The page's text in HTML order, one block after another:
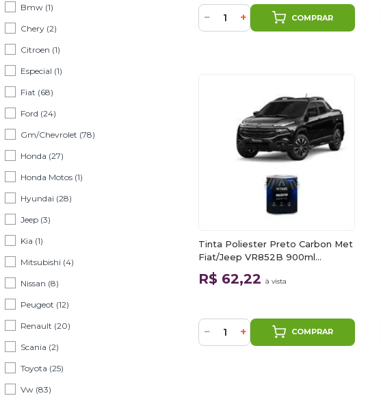
Bmw (1)
Chery (2)
Citroen (1)
Especial (1)
Fiat (68)
Ford (24)
Gm/Chevrolet (78)
Honda (27)
Honda Motos (1)
Hyundai (28)
Jeep (3)
Kia (1)
Mitsubishi (4)
Nissan (8)
Peugeot (12)
Renault (20)
Scania (2)
Toyota (25)
Vw (83)
− + COMPRAR
Tinta Poliester Preto Carbon Met
Fiat/Jeep VR852B 900ml
Autoluks
R$ 62,22 à vista
− + COMPRAR